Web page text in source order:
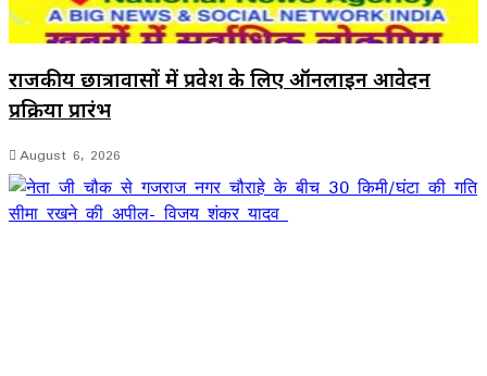
राजकीय छात्रावासों में प्रवेश के लिए ऑनलाइन आवेदन
प्रक्रिया प्रारंभ
August 6, 2026